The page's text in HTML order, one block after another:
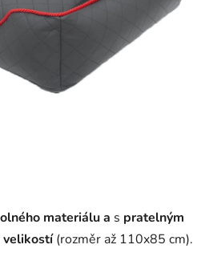
materiálu a s pratelným
velikostí(rozměr až 110x85 cm).